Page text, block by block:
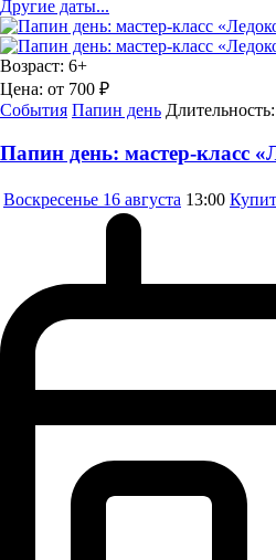
Другие даты...
Возраст: 6+
Цена: от 700 ₽
События Папин день Длительность:
Папин день: мастер-класс
Воскресенье 16 августа 13:00